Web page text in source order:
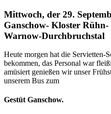
Mittwoch, der 29.
Ganschow- Kloster
Warnow-Durchbruchstal
Heute morgen hat die Servietten-
bekommen, das Personal war
amüsiert genießen wir unser
unserem Bus zum
Gestüt Ganschow.